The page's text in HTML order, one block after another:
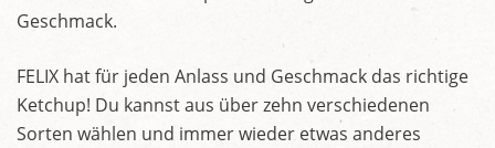
Geschmack.
FELIX hat für jeden Anlass und Geschmack das richtige
Ketchup! Du kannst aus über zehn verschiedenen
Sorten wählen und immer wieder etwas anderes